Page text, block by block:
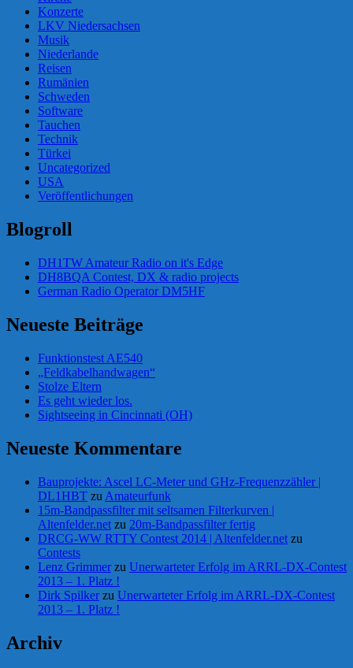
Konzerte
LKV Niedersachsen
Musik
Niederlande
Reisen
Rumänien
Schweden
Software
Tauchen
Technik
Türkei
Uncategorized
USA
Veröffentlichungen
Blogroll
DH1TW Amateur Radio on it's Edge
DH8BQA Contest, DX & radio projects
German Radio Operator DM5HF
Neueste Beiträge
Funktionstest AE540
„Feldkabelhandwagen“
Stolze Eltern
Es geht wieder los.
Sightseeing in Cincinnati (OH)
Neueste Kommentare
Bauprojekte: Ascel LC-Meter und GHz-Frequenzzähler |
DL1HBT zu Amateurfunk
15m-Bandpassfilter mit seltsamen Filterkurven |
Altenfelder.net zu 20m-Bandpassfilter fertig
DRCG-WW RTTY Contest 2014 | Altenfelder.net zu
Contests
Lenz Grimmer zu Unerwarteter Erfolg im ARRL-DX-Contest
2013 – 1. Platz !
Dirk Spilker zu Unerwarteter Erfolg im ARRL-DX-Contest
2013 – 1. Platz !
Archiv